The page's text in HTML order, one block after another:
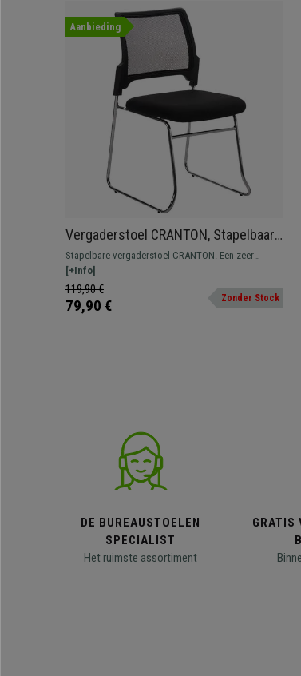
Aanbieding
Vergaderstoel CRANTON, Stapelbaar,
Metalen Frame, Stof en Ademende
Mesh Bekleding, Zwart
Stapelbare vergaderstoel CRANTON. Een zeer
veelzijdig model met een robuust metalen frame
bekleed met stof en ademende mesh.
[+Info]
119,90 €
79,90 € Zonder Stock
DE BUREAUSTOELEN
SPECIALIST
Het ruimste assortiment
GRATIS